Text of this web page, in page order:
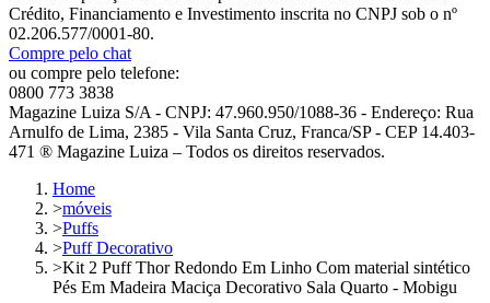
Crédito, Financiamento e Investimento inscrita no CNPJ sob o nº
02.206.577/0001-80.
Compre pelo chat
ou compre pelo telefone:
0800 773 3838
Magazine Luiza S/A - CNPJ: 47.960.950/1088-36 - Endereço: Rua
Arnulfo de Lima, 2385 - Vila Santa Cruz, Franca/SP - CEP 14.403-
471 ® Magazine Luiza – Todos os direitos reservados.
Home
>móveis
>Puffs
>Puff Decorativo
>Kit 2 Puff Thor Redondo Em Linho Com material sintético
Pés Em Madeira Maciça Decorativo Sala Quarto - Mobigu